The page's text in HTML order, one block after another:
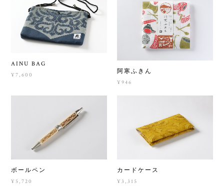
AINU BAG
¥7,600 阿寒ふきん
¥946
ボールペン
¥5,720
カードケース
¥3,315